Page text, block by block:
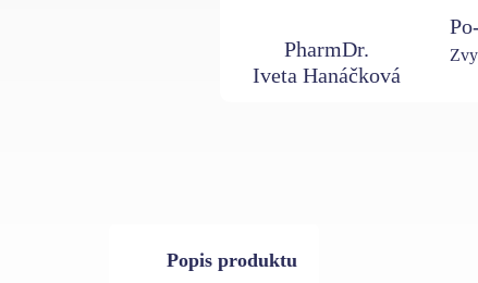
PharmDr.
Iveta Hanáčková
Popis produktu